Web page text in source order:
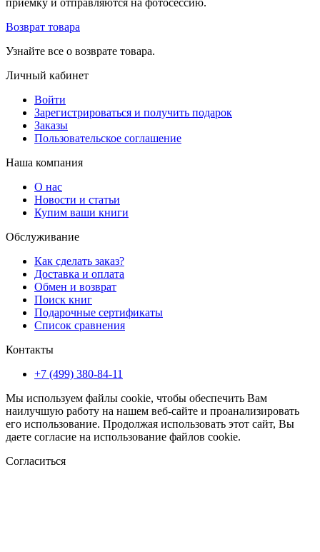
Возврат товара
Узнайте все о возврате товара.
Личный кабинет
Войти
Зарегистрироваться и получить подарок
Заказы
Пользовательское соглашение
Наша компания
О нас
Новости и статьи
Купим ваши книги
Обслуживание
Как сделать заказ?
Доставка и оплата
Обмен и возврат
Поиск книг
Подарочные сертификаты
Список сравнения
Контакты
+7 (499) 380-84-11
Мы используем файлы cookie, чтобы обеспечить Вам
наилучшую работу на нашем веб-сайте и проанализировать
его использование. Продолжая использовать этот сайт, Вы
даете согласие на использование файлов cookie.
Согласиться